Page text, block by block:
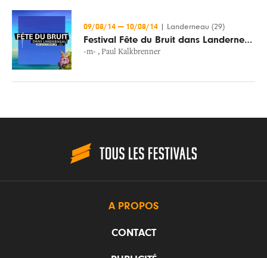
09/08/14 — 10/08/14 Landerneau (29)
Festival Fête du Bruit dans Landerneau
-m- , Paul Kalkbrenner
A PROPOS
CONTACT